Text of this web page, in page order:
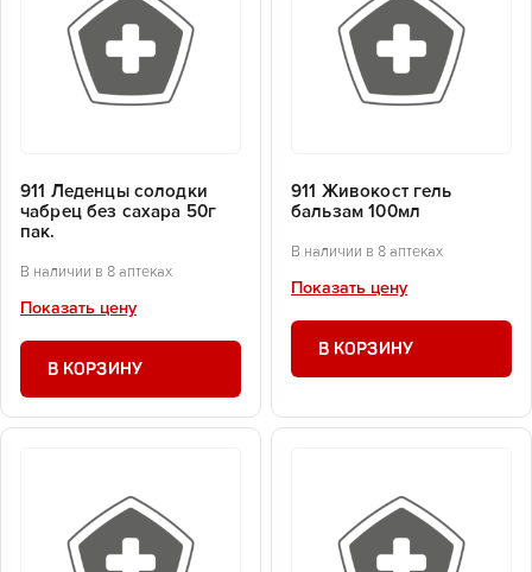
911 Леденцы солодки
чабрец без сахара 50г
пак.
В наличии в 8 аптеках
Показать цену
В КОРЗИНУ
911 Живокост гель
бальзам 100мл
В наличии в 8 аптеках
Показать цену
В КОРЗИНУ